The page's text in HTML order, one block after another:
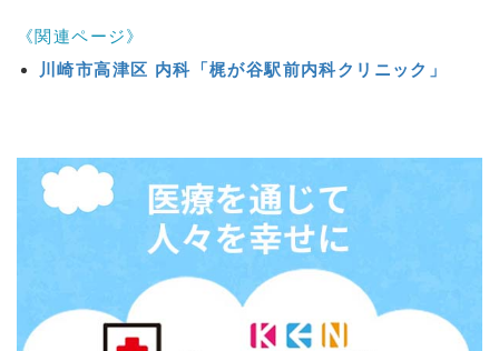
《関連ページ》
川崎市高津区 内科「梶が谷駅前内科クリニック」